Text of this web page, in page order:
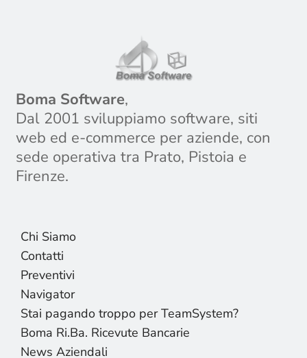
Boma Software,
Dal 2001 sviluppiamo software, siti
web ed e-commerce per aziende, con
sede operativa tra Prato, Pistoia e
Firenze.
Chi Siamo
Contatti
Preventivi
Navigator
Stai pagando troppo per TeamSystem?
Boma Ri.Ba. Ricevute Bancarie
News Aziendali